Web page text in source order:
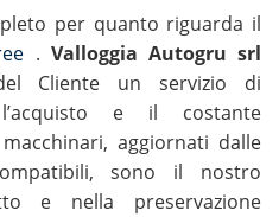
per quanto riguarda il
. Valloggia Autogru srl
Cliente un servizio di
e il costante
aggiornati dalle
sono il nostro
e nella preservazione